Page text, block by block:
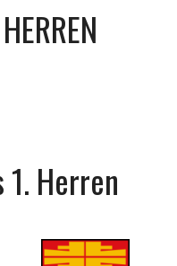
1. Herren